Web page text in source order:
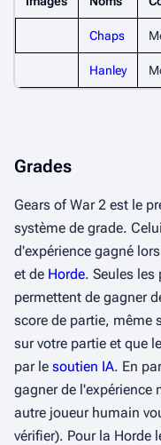
Chaps
Hanley
Grades
Gears of War 2 est le
système de grade.
d'expérience gagné
et de Horde. Seules
permettent de gagner
score de partie, même
sur votre partie et que
par le soutien IA. En
gagner de l'expérience
autre joueur humain
vérifier). Pour la Horde